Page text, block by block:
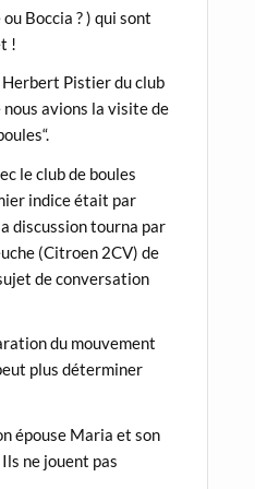
Boccia ? ) qui sont
!
Herbert Pistier du club
nous avions la visite de
le club de boules
indice était par
discussion tourna par
(Citroen 2CV) de
de conversation
du mouvement
plus déterminer
épouse Maria et son
ne jouent pas